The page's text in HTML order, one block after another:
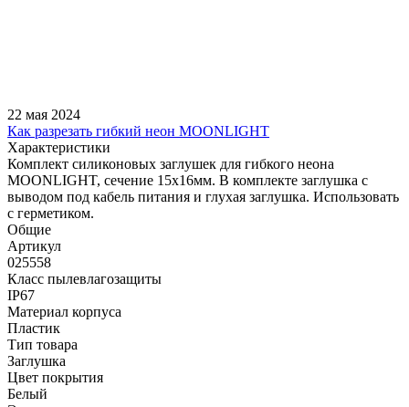
22 мая 2024
Как разрезать гибкий неон MOONLIGHT
Характеристики
Комплект силиконовых заглушек для гибкого неона
MOONLIGHT, сечение 15х16мм. В комплекте заглушка с
выводом под кабель питания и глухая заглушка. Использовать
с герметиком.
Общие
Артикул
025558
Класс пылевлагозащиты
IP67
Материал корпуса
Пластик
Тип товара
Заглушка
Цвет покрытия
Белый